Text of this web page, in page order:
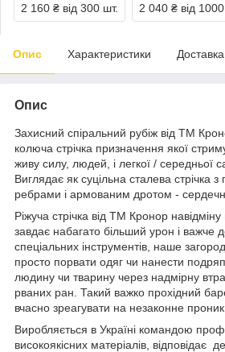
2 160 ₴ від 300 шт. 2 040 ₴ від
Опис Характеристики Доставка
Опис
Захисний спіральний рубіж від ТМ
колюча стрічка призначення якої
живу силу, людей, і легкої / середньої
Виглядає як суцільна сталева стрічка
ребрами і армованим дротом -
Ріжуча стрічка від ТМ Кронор навідміну
завдає набагато більший урон і важче
спеціальних інструментів, наше
просто порвати одяг чи нанести
людину чи тварину через надмірну
рваних ран. Такий важко прохідний
вчасно зреагувати на незаконне
Виробляється в Україні командою
високоякісних матеріалів, відповідає